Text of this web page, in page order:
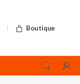
Boutique